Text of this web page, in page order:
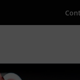
căutarea cu